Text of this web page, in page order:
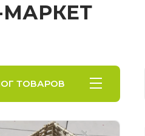
ТОВАРОВ